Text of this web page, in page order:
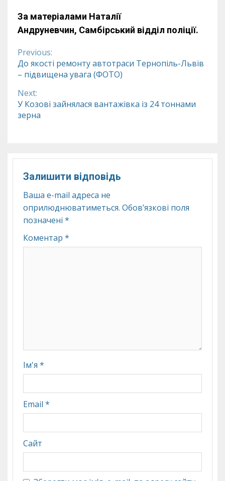
За матеріалами Наталії
Андруневчин, Самбірський відділ поліції.
Continue
Reading
Previous:
До якості ремонту автотраси Тернопіль-Львів
– підвищена увага (ФОТО)
Next:
У Козові зайнялася вантажівка із 24 тоннами
зерна
Залишити відповідь
Ваша e-mail адреса не
оприлюднюватиметься. Обов’язкові поля
позначені *
Коментар *
Ім'я *
Email *
Сайт